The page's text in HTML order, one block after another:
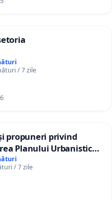
/ 7 zile
propuneri privind
Planului Urbanistic
orașului Ialoveni
/ 7 zile